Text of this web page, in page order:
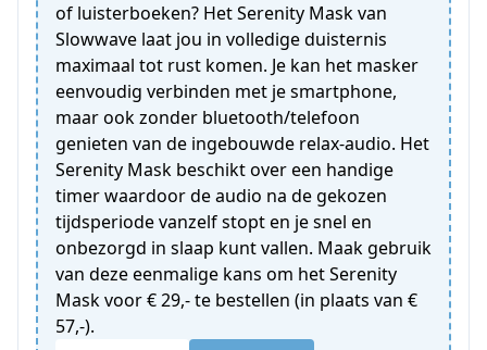
of luisterboeken? Het Serenity Mask van
Slowwave laat jou in volledige duisternis
maximaal tot rust komen. Je kan het masker
eenvoudig verbinden met je smartphone,
maar ook zonder bluetooth/telefoon
genieten van de ingebouwde relax-audio. Het
Serenity Mask beschikt over een handige
timer waardoor de audio na de gekozen
tijdsperiode vanzelf stopt en je snel en
onbezorgd in slaap kunt vallen. Maak gebruik
van deze eenmalige kans om het Serenity
Mask voor € 29,- te bestellen (in plaats van €
57,-).